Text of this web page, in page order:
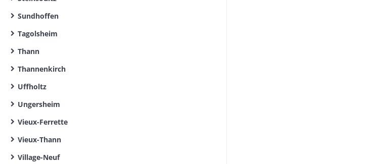
Sundhoffen
Tagolsheim
Thann
Thannenkirch
Uffholtz
Ungersheim
Vieux-Ferrette
Vieux-Thann
Village-Neuf